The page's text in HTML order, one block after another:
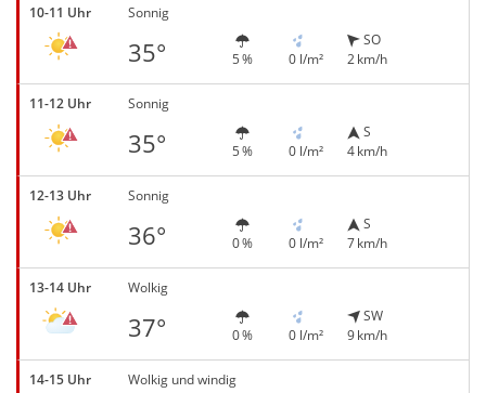
10-11 Uhr Sonnig
35° 5 % 0 l/m²
SO
2 km/h
11-12 Uhr Sonnig
35° 5 % 0 l/m²
S
4 km/h
12-13 Uhr Sonnig
36° 0 % 0 l/m²
S
7 km/h
13-14 Uhr Wolkig
37° 0 % 0 l/m²
SW
9 km/h
14-15 Uhr Wolkig und windig